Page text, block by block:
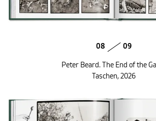
08 09
Peter Beard. The End of the
Taschen, 2026